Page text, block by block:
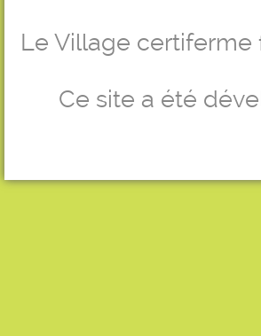
Le Village
Ce site a été